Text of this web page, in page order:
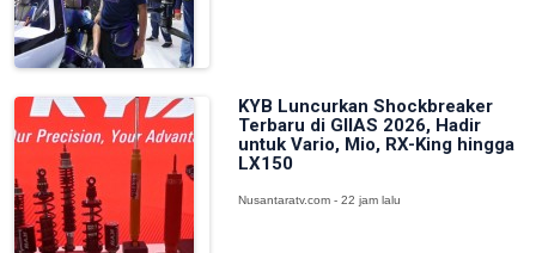
KYB Luncurkan Shockbreaker
Terbaru di GIIAS 2026, Hadir
untuk Vario, Mio, RX-King hingga
LX150
Nusantaratv.com - 22 jam lalu